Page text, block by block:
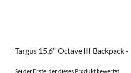
Targus 15.6" Octave III Backpack
Sei der Erste, der dieses Produkt bewertet